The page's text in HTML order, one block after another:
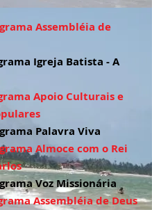
Assembléia de
Igreja Batista - A
Apoio Culturais e
Palavra Viva
Almoce com o Rei
Voz Missionária
Assembléia de Deus